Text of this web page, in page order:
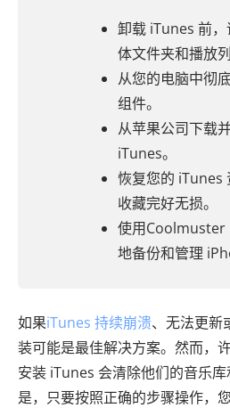
卸载 iTunes 前
体文件夹和播放列
从您的电脑中彻
组件。
从苹果公司下载
iTunes。
恢复您的 iTunes
收藏完好无损。
使用Coolmuster
地备份和管理
如果iTunes 持续崩溃、无法更新
装可能是最佳解决方案。然而，
安装 iTunes 会清除他们的音乐
是，只要按照正确的步骤操作，